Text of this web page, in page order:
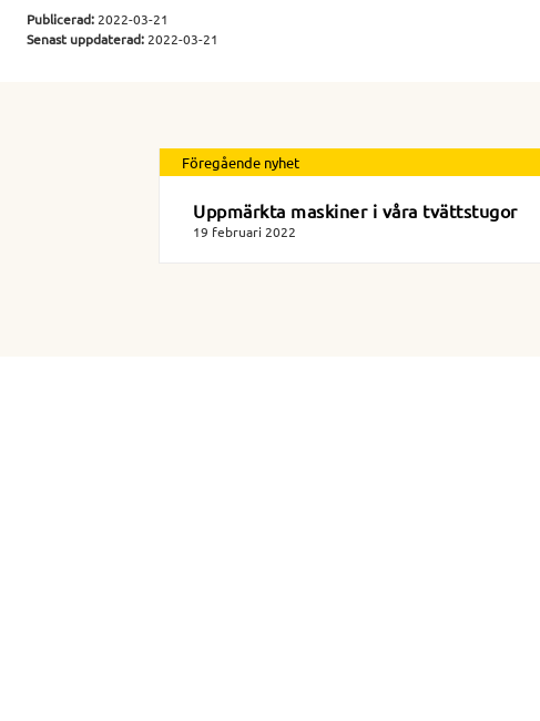
Publicerad: 2022-03-21
Senast uppdaterad: 2022-03-21
Föregående nyhet
Uppmärkta maskiner i våra tvättstugor
19 februari 2022